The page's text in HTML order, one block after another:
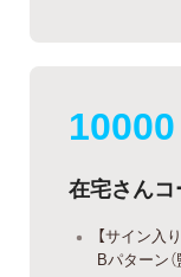
10000
在宅さんコ
【サイン入
Bパターン